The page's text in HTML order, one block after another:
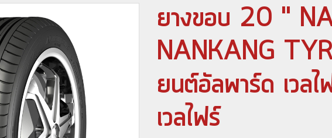
ยางขอบ 20 "
NANKANG
ยนต์อัลพาร์ด เวล
เวลไฟร์